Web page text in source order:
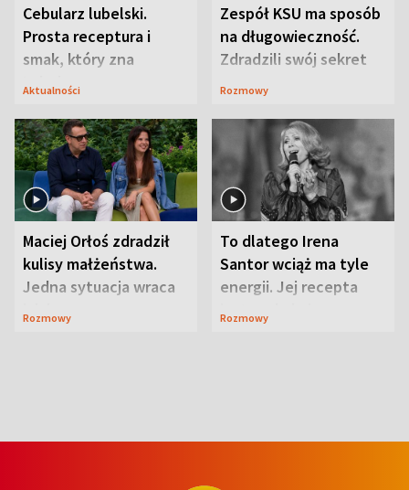
Cebularz lubelski.
Prosta receptura i
smak, który zna
Lubelszczyzna
Aktualności
Zespół KSU ma sposób
na długowieczność.
Zdradzili swój sekret
Rozmowy
Maciej Orłoś zdradził
kulisy małżeństwa.
Jedna sytuacja wraca
jak bumerang
Rozmowy
To dlatego Irena
Santor wciąż ma tyle
energii. Jej recepta
jest zaskakująco
Rozmowy